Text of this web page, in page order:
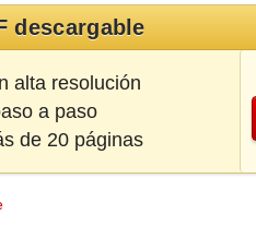
descargable
alta resolución
a paso
de 20 páginas